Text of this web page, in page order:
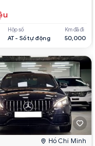
Hộp số
AT - Số tự động
Km đã đi
50,000
Hồ Chí Minh